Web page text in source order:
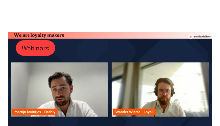
Webinars